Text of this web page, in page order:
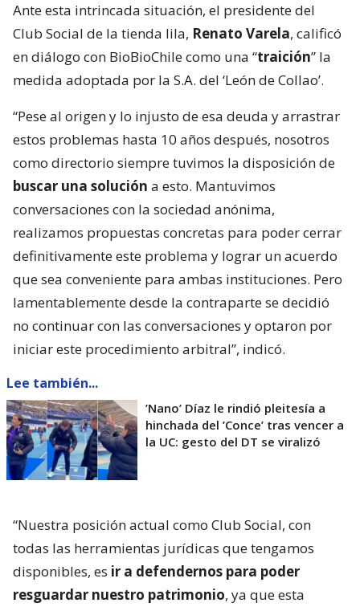
Ante esta intrincada situación, el presidente del
Club Social de la tienda lila, Renato Varela, calificó
en diálogo con BioBioChile como una “traición” la
medida adoptada por la S.A. del ‘León de Collao’.
“Pese al origen y lo injusto de esa deuda y arrastrar
estos problemas hasta 10 años después, nosotros
como directorio siempre tuvimos la disposición de
buscar una solución a esto. Mantuvimos
conversaciones con la sociedad anónima,
realizamos propuestas concretas para poder cerrar
definitivamente este problema y lograr un acuerdo
que sea conveniente para ambas instituciones. Pero
lamentablemente desde la contraparte se decidió
no continuar con las conversaciones y optaron por
iniciar este procedimiento arbitral”, indicó.
Lee también...
’Nano’ Díaz le rindió pleitesía a
hinchada del ’Conce’ tras vencer a
la UC: gesto del DT se viralizó
“Nuestra posición actual como Club Social, con
todas las herramientas jurídicas que tengamos
disponibles, es ir a defendernos para poder
resguardar nuestro patrimonio, ya que esta